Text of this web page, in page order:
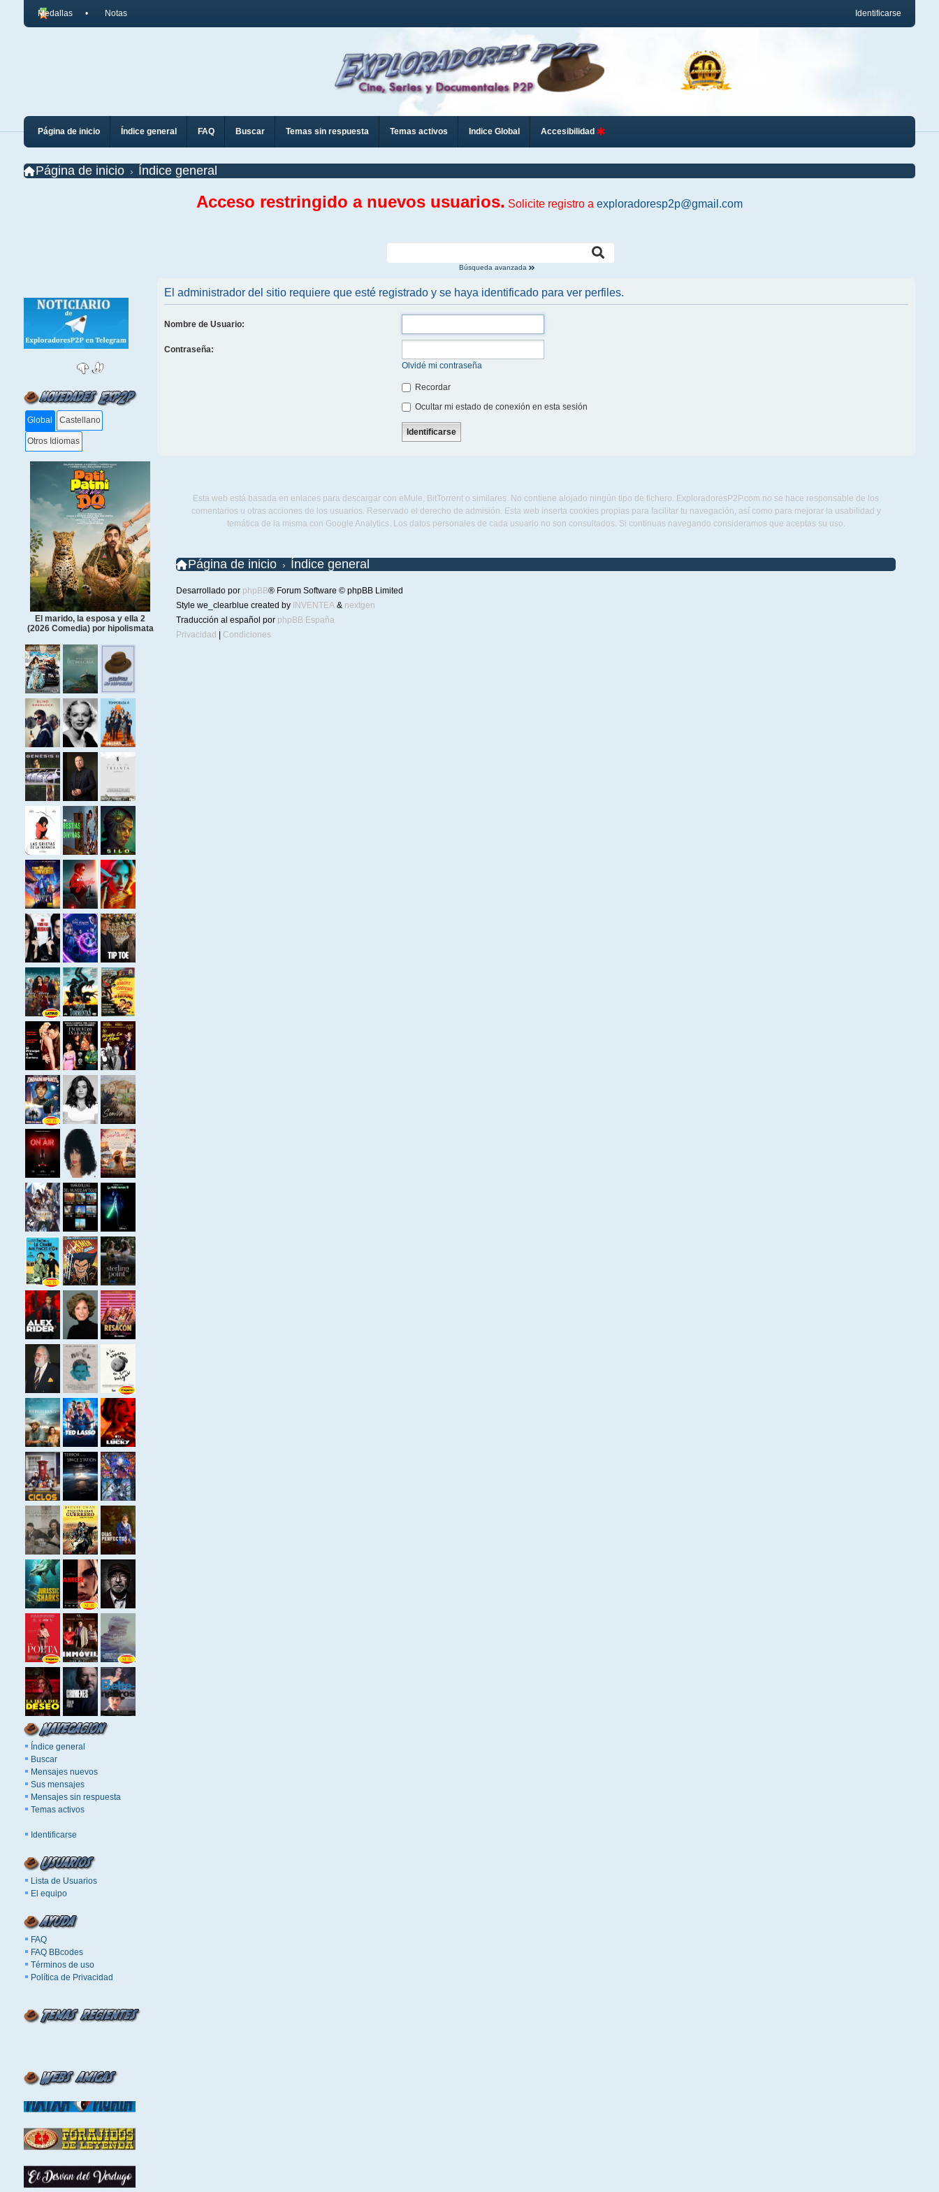
Identificarse
Medallas Notas
Página de inicio Índice general FAQ Buscar Temas sin respuesta Temas activos Indice Global Accesibilidad
Página de inicio Índice general
Acceso restringido a nuevos usuarios. Solicite registro a exploradoresp2p@gmail.com
Búsqueda avanzada
Global Castellano
Otros Idiomas
El marido, la esposa y ella 2
(2026 Comedia) por hipolismata
Índice general
Buscar
Mensajes nuevos
Sus mensajes
Mensajes sin respuesta
Temas activos
Identificarse
Lista de Usuarios
El equipo
FAQ
FAQ BBcodes
Términos de uso
Política de Privacidad
El administrador del sitio requiere que esté registrado y se haya identificado para ver perfiles.
Nombre de Usuario:
Contraseña:
Olvidé mi contraseña
Recordar
Ocultar mi estado de conexión en esta sesión
Esta web está basada en enlaces para descargar con eMule, BitTorrent o similares. No contiene alojado ningún tipo de fichero. ExploradoresP2P.com no se hace responsable de los
comentarios u otras acciones de los usuarios. Reservado el derecho de admisión. Esta web inserta cookies propias para facilitar tu navegación, así como para mejorar la usabilidad y
temática de la misma con Google Analytics. Los datos personales de cada usuario no son consultados. Si continuas navegando consideramos que aceptas su uso.
Página de inicio Índice general
Desarrollado por phpBB® Forum Software © phpBB Limited
Style we_clearblue created by INVENTEA& nextgen
Traducción al español por phpBB España
Privacidad
Condiciones